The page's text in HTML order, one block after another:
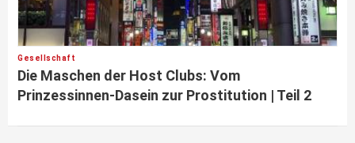
Gesellschaft
Die Maschen der Host Clubs: Vom
Prinzessinnen-Dasein zur Prostitution | Teil 2